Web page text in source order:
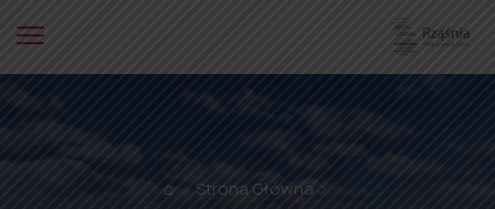
⌂
Strona Główna